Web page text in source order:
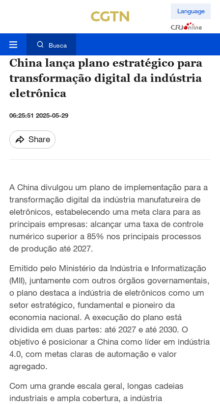
Language
Busca
China lança plano estratégico para
transformação digital da indústria
eletrônica
06:25:51 2025-05-29
Share
A China divulgou um plano de implementação para a
transformação digital da indústria manufatureira de
eletrônicos, estabelecendo uma meta clara para as
principais empresas: alcançar uma taxa de controle
numérico superior a 85% nos principais processos
de produção até 2027.
Emitido pelo Ministério da Indústria e Informatização
(MII), juntamente com outros órgãos governamentais,
o plano destaca a indústria de eletrônicos como um
setor estratégico, fundamental e pioneiro da
economia nacional. A execução do plano está
dividida em duas partes: até 2027 e até 2030. O
objetivo é posicionar a China como líder em indústria
4.0, com metas claras de automação e valor
agregado.
Com uma grande escala geral, longas cadeias
industriais e ampla cobertura, a indústria